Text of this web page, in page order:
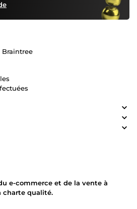
Braintree
e-commerce et de la vente à
charte qualité.